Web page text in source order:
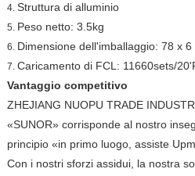
4. Struttura di alluminio
5. Peso netto: 3.5kg
6. Dimensione dell'imballaggio: 78 x 6
7. Caricamento di FCL: 11660sets/
Vantaggio competitivo
ZHEJIANG NUOPU TRADE
«SUNOR» corrisponde al nostro
principio «in primo luogo, assiste
Con i nostri sforzi assidui, la nostra